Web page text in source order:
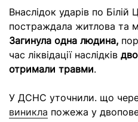
Внаслідок ударів по Білій
постраждала житлова та
Загинула одна людина,
час ліквідації наслідків
отримали травми.
У ДСНС уточнили. що
виникла пожежа у